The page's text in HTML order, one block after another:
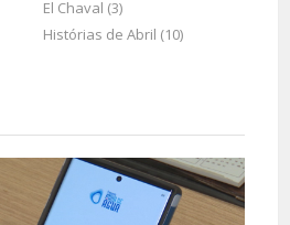
El Chaval (3)
Histórias de Abril (10)